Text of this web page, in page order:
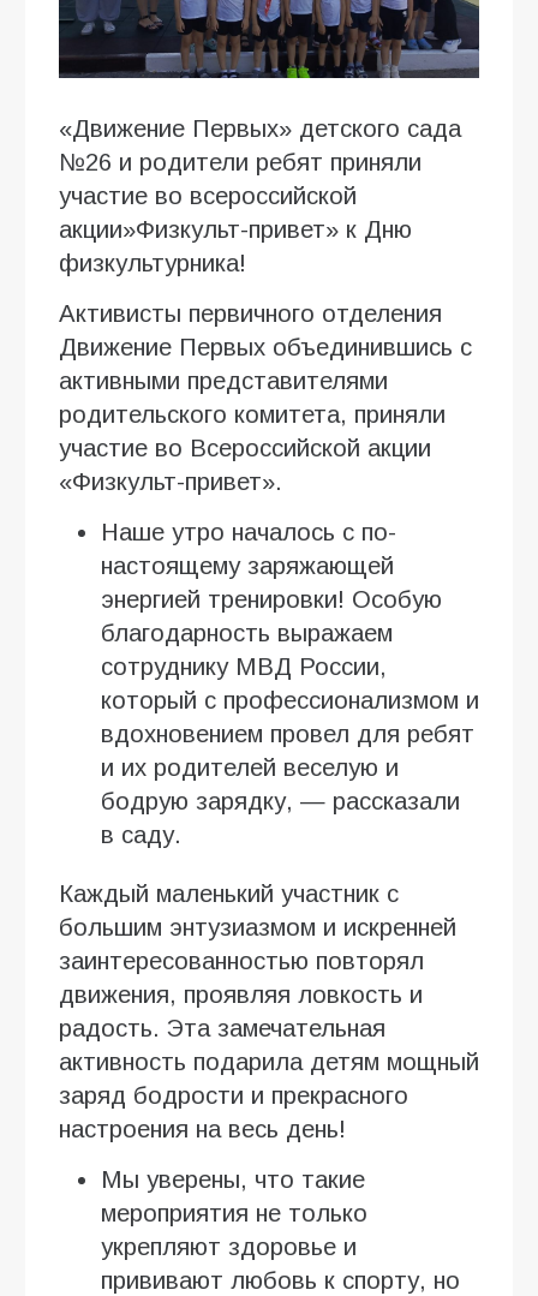
«Движение Первых» детского сада
№26 и родители ребят приняли
участие во всероссийской
акции»Физкульт-привет» к Дню
физкультурника!
Активисты первичного отделения
Движение Первых объединившись с
активными представителями
родительского комитета, приняли
участие во Всероссийской акции
«Физкульт-привет».
Наше утро началось с по-
настоящему заряжающей
энергией тренировки! Особую
благодарность выражаем
сотруднику МВД России,
который с профессионализмом и
вдохновением провел для ребят
и их родителей веселую и
бодрую зарядку, — рассказали
в саду.
Каждый маленький участник с
большим энтузиазмом и искренней
заинтересованностью повторял
движения, проявляя ловкость и
радость. Эта замечательная
активность подарила детям мощный
заряд бодрости и прекрасного
настроения на весь день!
Мы уверены, что такие
мероприятия не только
укрепляют здоровье и
прививают любовь к спорту, но